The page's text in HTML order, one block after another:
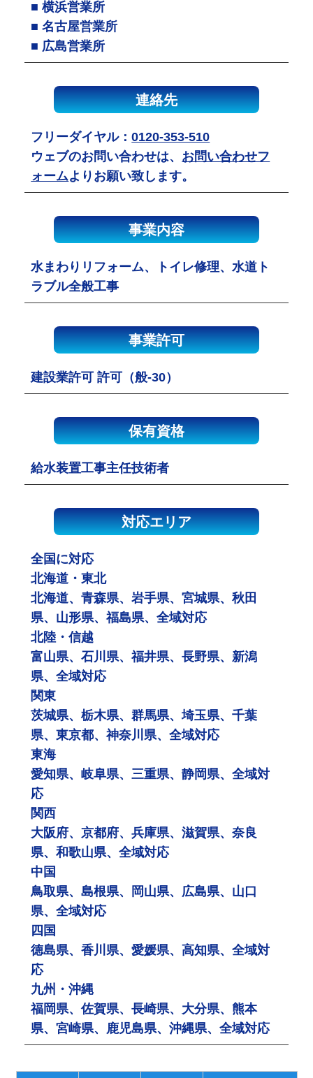
■ 横浜営業所
■ 名古屋営業所
■ 広島営業所
連絡先
フリーダイヤル：0120-353-510
ウェブのお問い合わせは、 お問い合わせフ
ォームよりお願い致します。
事業内容
水まわりリフォーム、トイレ修理、水道ト
ラブル全般工事
事業許可
建設業許可 許可（般-30）
保有資格
給水装置工事主任技術者
対応エリア
全国に対応
北海道・東北
北海道、青森県、岩手県、宮城県、秋田
県、山形県、福島県、全域対応
北陸・信越
富山県、石川県、福井県、長野県、新潟
県、全域対応
関東
茨城県、栃木県、群馬県、埼玉県、千葉
県、東京都、神奈川県、全域対応
東海
愛知県、岐阜県、三重県、静岡県、全域対
応
関西
大阪府、京都府、兵庫県、滋賀県、奈良
県、和歌山県、全域対応
中国
鳥取県、島根県、岡山県、広島県、山口
県、全域対応
四国
徳島県、香川県、愛媛県、高知県、全域対
応
九州・沖縄
福岡県、佐賀県、長崎県、大分県、熊本
県、宮崎県、鹿児島県、沖縄県、全域対応